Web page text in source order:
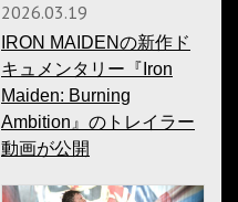
2026.03.19
IRON MAIDENの新作ド
キュメンタリー『Iron
Maiden: Burning
Ambition』のトレイラー
動画が公開